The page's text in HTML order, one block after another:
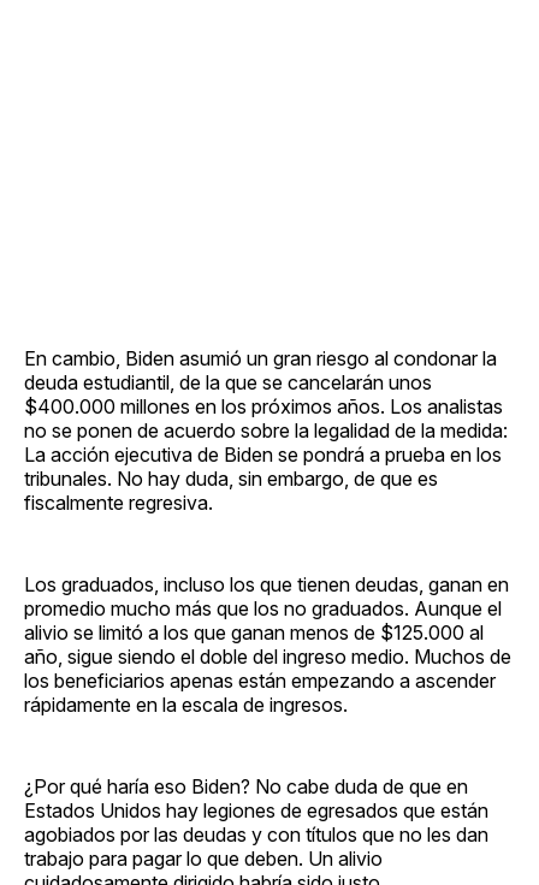
En cambio, Biden asumió un gran riesgo al condonar la
deuda estudiantil, de la que se cancelarán unos
$400.000 millones en los próximos años. Los analistas
no se ponen de acuerdo sobre la legalidad de la medida:
La acción ejecutiva de Biden se pondrá a prueba en los
tribunales. No hay duda, sin embargo, de que es
fiscalmente regresiva.
Los graduados, incluso los que tienen deudas, ganan en
promedio mucho más que los no graduados. Aunque el
alivio se limitó a los que ganan menos de $125.000 al
año, sigue siendo el doble del ingreso medio. Muchos de
los beneficiarios apenas están empezando a ascender
rápidamente en la escala de ingresos.
¿Por qué haría eso Biden? No cabe duda de que en
Estados Unidos hay legiones de egresados que están
agobiados por las deudas y con títulos que no les dan
trabajo para pagar lo que deben. Un alivio